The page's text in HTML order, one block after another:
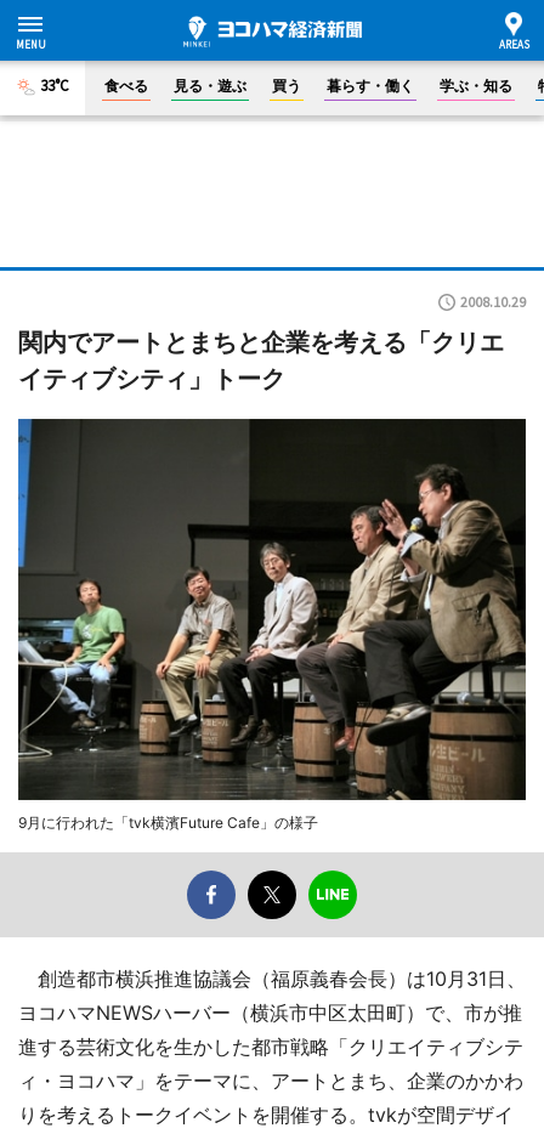
33°C 食べる 見る・遊ぶ 買う 暮らす・働く 学ぶ・知る
2008.10.29
関内でアートとまちと企業を考える「クリエ
イティブシティ」トーク
9月に行われた「tvk横濱Future Cafe」の様子
創造都市横浜推進協議会（福原義春会長）は10月31日、
ヨコハマNEWSハーバー（横浜市中区太田町）で、市が推
進する芸術文化を生かした都市戦略「クリエイティブシテ
ィ・ヨコハマ」をテーマに、アートとまち、企業のかかわ
りを考えるトークイベントを開催する。tvkが空間デザイ